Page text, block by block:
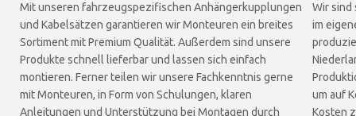
Mit unseren fahrzeugspezifischen Anhängerkupplungen
und Kabelsätzen garantieren wir Monteuren ein breites
Sortiment mit Premium Qualität. Außerdem sind unsere
Produkte schnell lieferbar und lassen sich einfach
montieren. Ferner teilen wir unsere Fachkenntnis gerne
mit Monteuren, in Form von Schulungen, klaren
Anleitungen und Unterstützung bei Montagen durch
Wir sind
im
um auf
Kosten